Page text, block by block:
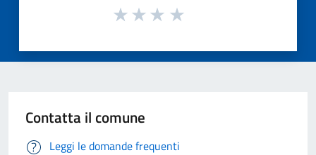
Contatta il comune
Leggi le domande frequenti